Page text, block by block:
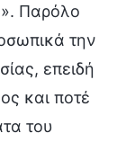
Παρόλο
την
επειδή
και ποτέ
του